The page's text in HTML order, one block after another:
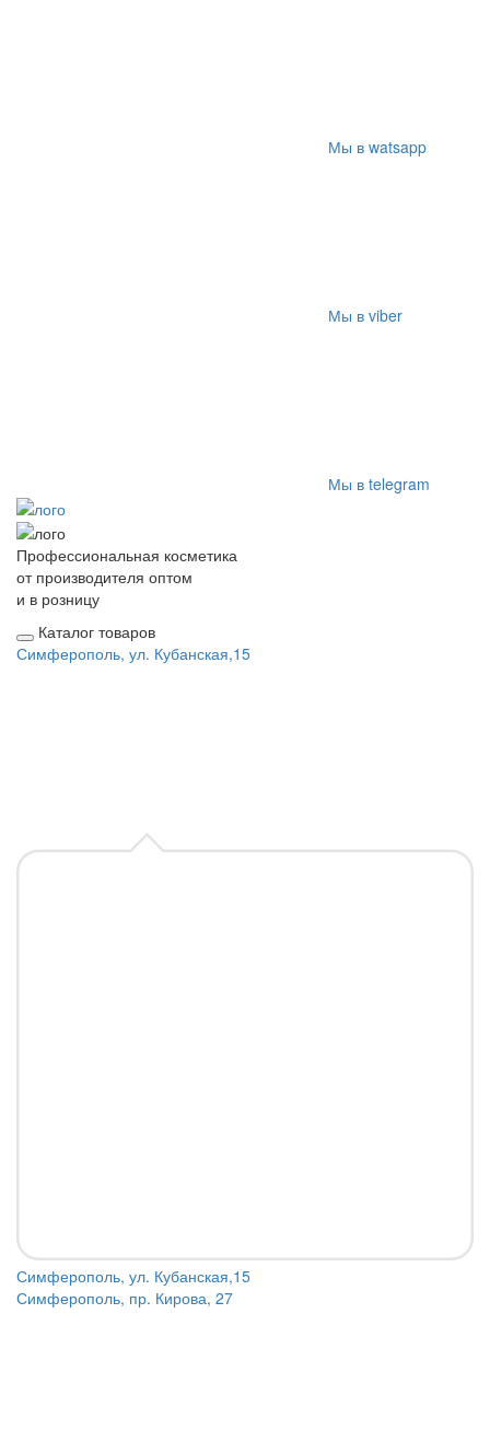
Мы в watsapp
Мы в viber
Мы в telegram
Профессиональная косметика
от производителя оптом
и в розницу
Каталог товаров
Симферополь, ул. Кубанская,15
Симферополь, ул. Кубанская,15
Симферополь, пр. Кирова, 27